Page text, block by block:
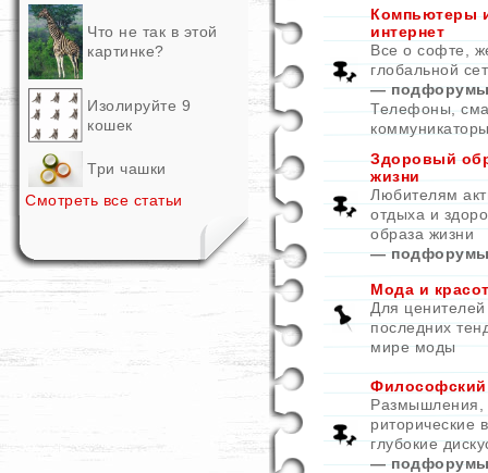
Что не так в этой
картинке?
Изолируйте 9
кошек
Три чашки
Смотреть все статьи
Компьютеры
интернет
Все о софте,
глобальной
—
Телефоны,
Здоровый
жизни
Любителям
отдыха и
образа жизни
—
Мода и
Для ценителей
последних
мире моды
Философский
Размышления,
риторические
глубокие
—